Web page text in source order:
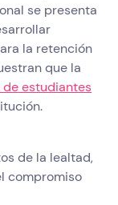
se presenta
la retención
que la
estudiantes
de la lealtad,
compromiso